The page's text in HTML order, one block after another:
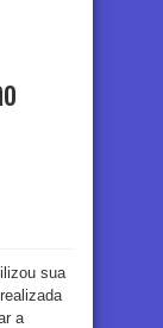
sua
a